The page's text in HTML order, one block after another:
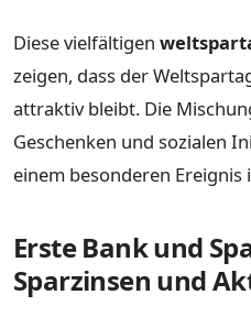
Diese vielfältigen
zeigen, dass der
attraktiv bleibt. Die
Geschenken und sozialen
einem besonderen Ereignis
Erste Bank und
Sparzinsen und